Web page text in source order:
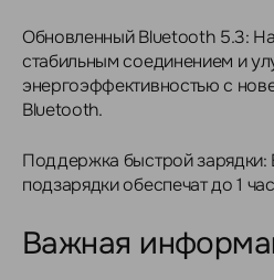
Обновленный Bluetooth 5.3:
стабильным соединением и
энергоэффективностью с
Bluetooth.
Поддержка быстрой зарядки:
подзарядки обеспечат до 1
Важная